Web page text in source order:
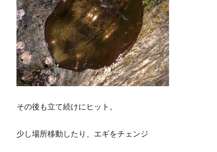
その後も立て続けにヒット。
少し場所移動したり、エギをチェンジ